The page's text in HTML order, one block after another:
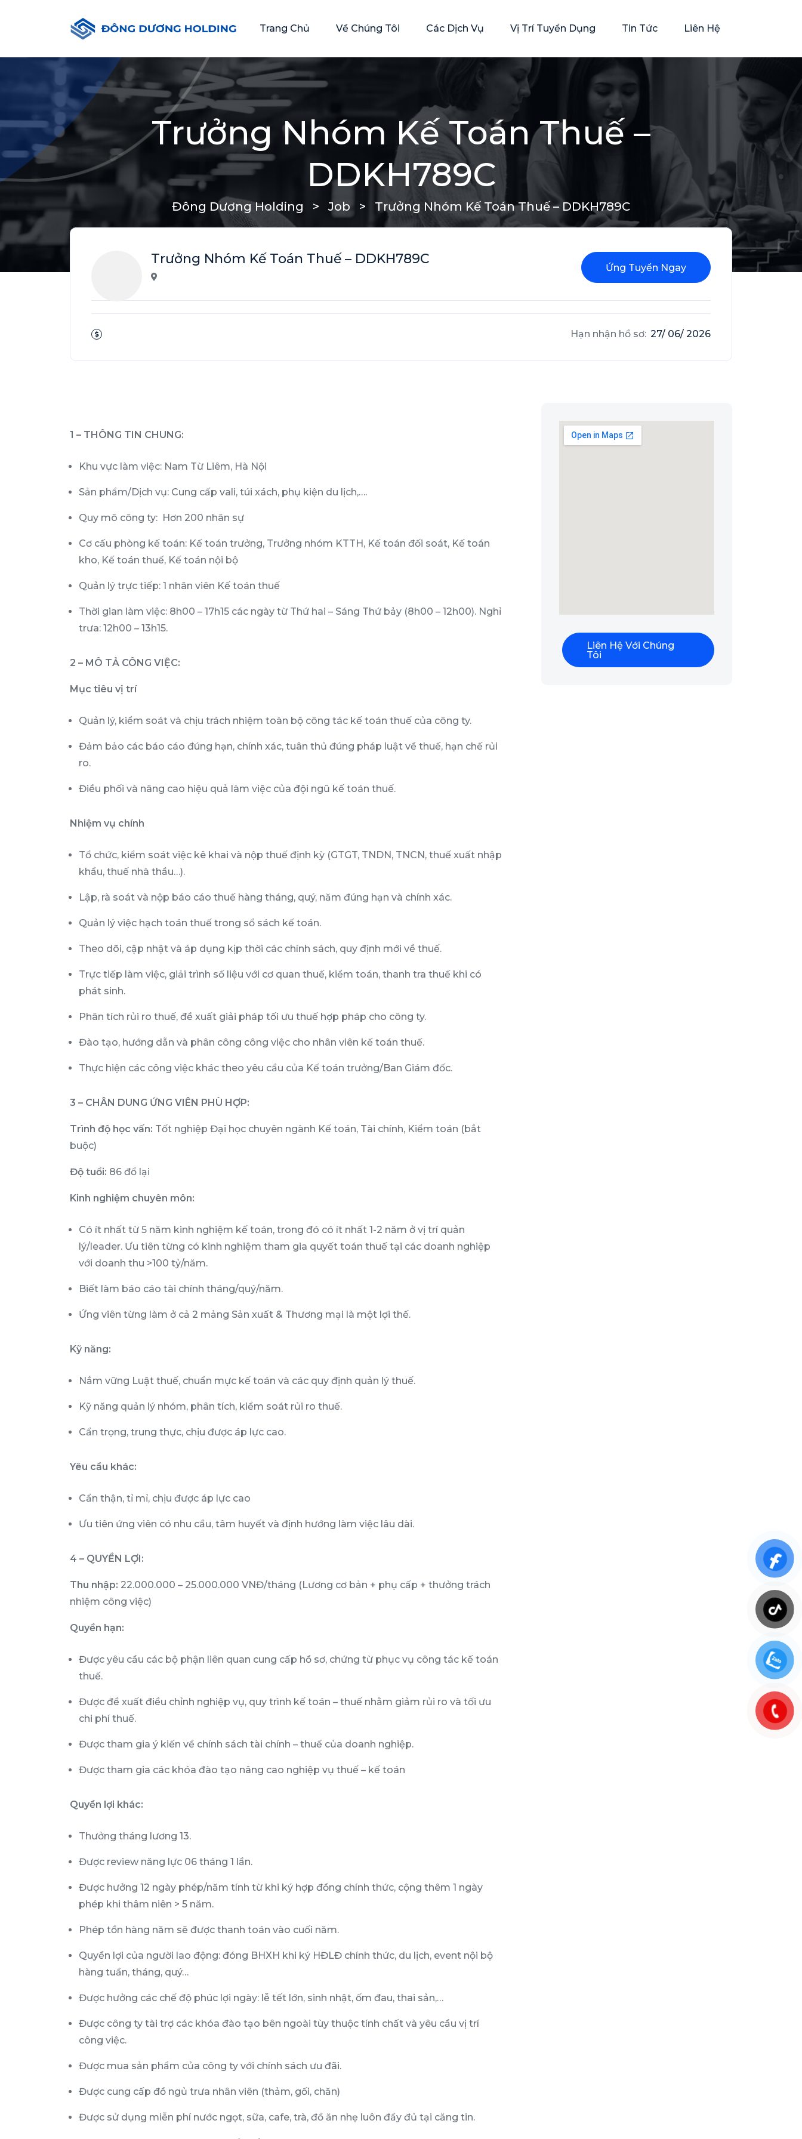
Trang Chủ Về Chúng Tôi Các Dịch Vụ Vị Trí Tuyển Dụng Tin Tức Liên Hệ
Trưởng Nhóm Kế Toán Thuế –
DDKH789C
Đông Dương Holding > Job > Trưởng Nhóm Kế Toán Thuế – DDKH789C
Trưởng Nhóm Kế Toán Thuế – DDKH789C
Ứng Tuyển Ngay
Hạn nhận hồ sơ: 27/ 06/ 2026
1 – THÔNG TIN CHUNG:
Khu vực làm việc: Nam Từ Liêm, Hà Nội
Sản phẩm/Dịch vụ: Cung cấp vali, túi xách, phụ kiện du lịch,….
Quy mô công ty: Hơn 200 nhân sự
Cơ cấu phòng kế toán: Kế toán trưởng, Trưởng nhóm KTTH, Kế toán đối soát, Kế toán
kho, Kế toán thuế, Kế toán nội bộ
Quản lý trực tiếp: 1 nhân viên Kế toán thuế
Thời gian làm việc: 8h00 – 17h15 các ngày từ Thứ hai – Sáng Thứ bảy (8h00 – 12h00). Nghỉ
trưa: 12h00 – 13h15.
2 – MÔ TẢ CÔNG VIỆC:
Mục tiêu vị trí
Quản lý, kiểm soát và chịu trách nhiệm toàn bộ công tác kế toán thuế của công ty.
Đảm bảo các báo cáo đúng hạn, chính xác, tuân thủ đúng pháp luật về thuế, hạn chế rủi
ro.
Điều phối và nâng cao hiệu quả làm việc của đội ngũ kế toán thuế.
Nhiệm vụ chính
Tổ chức, kiểm soát việc kê khai và nộp thuế định kỳ (GTGT, TNDN, TNCN, thuế xuất nhập
khẩu, thuế nhà thầu…).
Lập, rà soát và nộp báo cáo thuế hàng tháng, quý, năm đúng hạn và chính xác.
Quản lý việc hạch toán thuế trong sổ sách kế toán.
Theo dõi, cập nhật và áp dụng kịp thời các chính sách, quy định mới về thuế.
Trực tiếp làm việc, giải trình số liệu với cơ quan thuế, kiểm toán, thanh tra thuế khi có
phát sinh.
Phân tích rủi ro thuế, đề xuất giải pháp tối ưu thuế hợp pháp cho công ty.
Đào tạo, hướng dẫn và phân công công việc cho nhân viên kế toán thuế.
Thực hiện các công việc khác theo yêu cầu của Kế toán trưởng/Ban Giám đốc.
3 – CHÂN DUNG ỨNG VIÊN PHÙ HỢP:
Trình độ học vấn: Tốt nghiệp Đại học chuyên ngành Kế toán, Tài chính, Kiểm toán (bắt
buộc)
Độ tuổi: 86 đổ lại
Kinh nghiệm chuyên môn:
Có ít nhất từ 5 năm kinh nghiệm kế toán, trong đó có ít nhất 1-2 năm ở vị trí quản
lý/leader. Ưu tiên từng có kinh nghiệm tham gia quyết toán thuế tại các doanh nghiệp
với doanh thu >100 tỷ/năm.
Biết làm báo cáo tài chính tháng/quý/năm.
Ứng viên từng làm ở cả 2 mảng Sản xuất & Thương mại là một lợi thế.
Kỹ năng:
Nắm vững Luật thuế, chuẩn mực kế toán và các quy định quản lý thuế.
Kỹ năng quản lý nhóm, phân tích, kiểm soát rủi ro thuế.
Cẩn trọng, trung thực, chịu được áp lực cao.
Yêu cầu khác:
Cẩn thận, tỉ mỉ, chịu được áp lực cao
Ưu tiên ứng viên có nhu cầu, tâm huyết và định hướng làm việc lâu dài.
4 – QUYỀN LỢI:
Thu nhập: 22.000.000 – 25.000.000 VNĐ/tháng (Lương cơ bản + phụ cấp + thưởng trách
nhiệm công việc)
Quyền hạn:
Được yêu cầu các bộ phận liên quan cung cấp hồ sơ, chứng từ phục vụ công tác kế toán
thuế.
Được đề xuất điều chỉnh nghiệp vụ, quy trình kế toán – thuế nhằm giảm rủi ro và tối ưu
chi phí thuế.
Được tham gia ý kiến về chính sách tài chính – thuế của doanh nghiệp.
Được tham gia các khóa đào tạo nâng cao nghiệp vụ thuế – kế toán
Quyền lợi khác:
Thưởng tháng lương 13.
Được review năng lực 06 tháng 1 lần.
Được hưởng 12 ngày phép/năm tính từ khi ký hợp đồng chính thức, cộng thêm 1 ngày
phép khi thâm niên > 5 năm.
Phép tồn hàng năm sẽ được thanh toán vào cuối năm.
Quyền lợi của người lao động: đóng BHXH khi ký HĐLĐ chính thức, du lịch, event nội bộ
hàng tuần, tháng, quý…
Được hưởng các chế độ phúc lợi ngày: lễ tết lớn, sinh nhật, ốm đau, thai sản,…
Được công ty tài trợ các khóa đào tạo bên ngoài tùy thuộc tính chất và yêu cầu vị trí
công việc.
Được mua sản phẩm của công ty với chính sách ưu đãi.
Được cung cấp đồ ngủ trưa nhân viên (thảm, gối, chăn)
Được sử dụng miễn phí nước ngọt, sữa, cafe, trà, đồ ăn nhẹ luôn đầy đủ tại căng tin.
Liên Hệ Với Chúng
Tôi